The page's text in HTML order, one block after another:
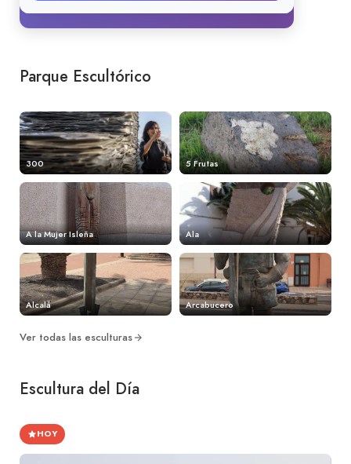
Parque Escultórico
300 5 Frutas
A la Mujer Isleña Ala
Alcalá Arcabucero
Ver todas las esculturas
Escultura del Día
HOY